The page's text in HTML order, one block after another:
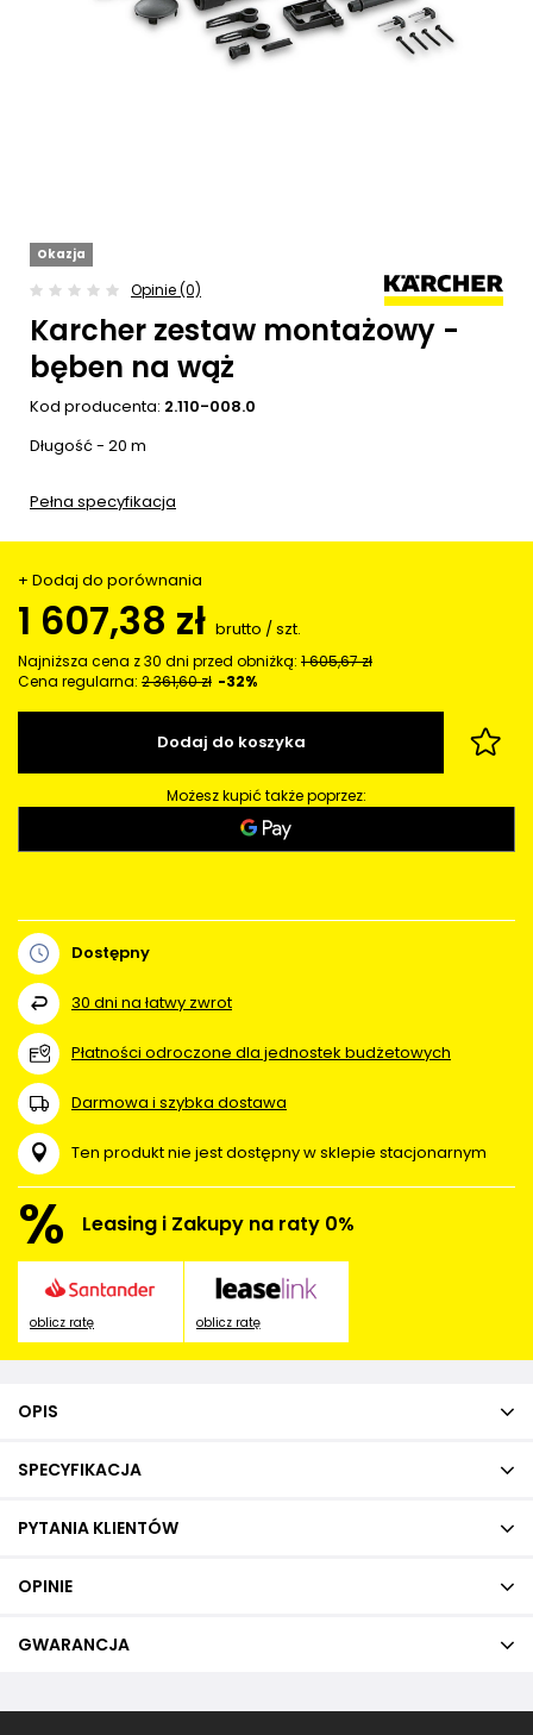
Okazja
Opinie (0)
Karcher zestaw montażowy -
bęben na wąż
Kod producenta: 2.110-008.0
Długość - 20 m
Pełna specyfikacja
+ Dodaj do porównania
1 607,38 zł brutto /szt.
Najniższa cena z 30 dni przed obniżką: 1 605,67 zł
Cena regularna: 2 361,60 zł -32%
Dodaj do koszyka
Możesz kupić także poprzez:
Dostępny
30 dni na łatwy zwrot
Płatności odroczone dla jednostek budżetowych
Darmowa i szybka dostawa
Ten produkt nie jest dostępny w sklepie stacjonarnym
% Leasing i Zakupy na raty 0%
oblicz ratę oblicz ratę
OPIS
SPECYFIKACJA
PYTANIA KLIENTÓW
OPINIE
GWARANCJA